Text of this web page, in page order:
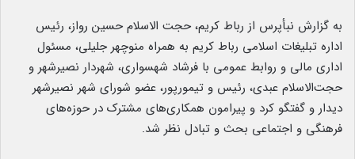
به گزارش نبأپرس از رباط کریم، حجت الاسلام حسین رواز، رئیس
اداره تبلیغات اسلامی رباط کریم به همراه منوچهر جلیلی، مسئول
اداری مالی و روابط عمومی با فرشاد شهسواری، شهردار نصیرشهر و
حجت‌الاسلام عبدی، رئیس و تیمورپور، عضو شورای شهر نصیرشهر
دیدار و گفتگو کرد و پیرامون همکاری‌های مشترک در حوزه‌های
فرهنگی و اجتماعی بحث و تبادل نظر شد.